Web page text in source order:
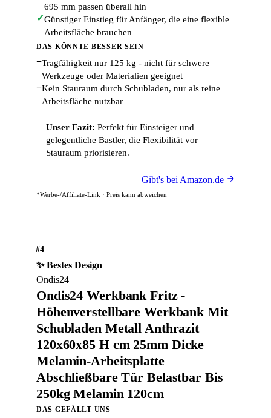
695 mm passen überall hin
✓Günstiger Einstieg für Anfänger, die eine flexible
Arbeitsfläche brauchen
DAS KÖNNTE BESSER SEIN
−Tragfähigkeit nur 125 kg - nicht für schwere
Werkzeuge oder Materialien geeignet
−Kein Stauraum durch Schubladen, nur als reine
Arbeitsfläche nutzbar
Unser Fazit: Perfekt für Einsteiger und
gelegentliche Bastler, die Flexibilität vor
Stauraum priorisieren.
Gibt's bei Amazon.de
*Werbe-/Affiliate-Link · Preis kann abweichen
#4
✨ Bestes Design
Ondis24
Ondis24 Werkbank Fritz -
Höhenverstellbare Werkbank Mit
Schubladen Metall Anthrazit
120x60x85 H cm 25mm Dicke
Melamin-Arbeitsplatte
Abschließbare Tür Belastbar Bis
250kg Melamin 120cm
DAS GEFÄLLT UNS